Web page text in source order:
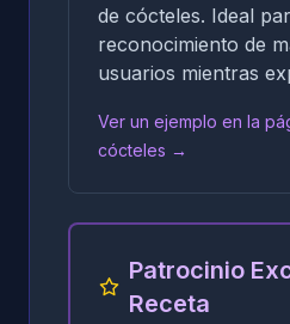
de cócteles. Ideal
reconocimiento de
usuarios mientras
Ver un ejemplo en la
cócteles →
Patrocinio
Receta